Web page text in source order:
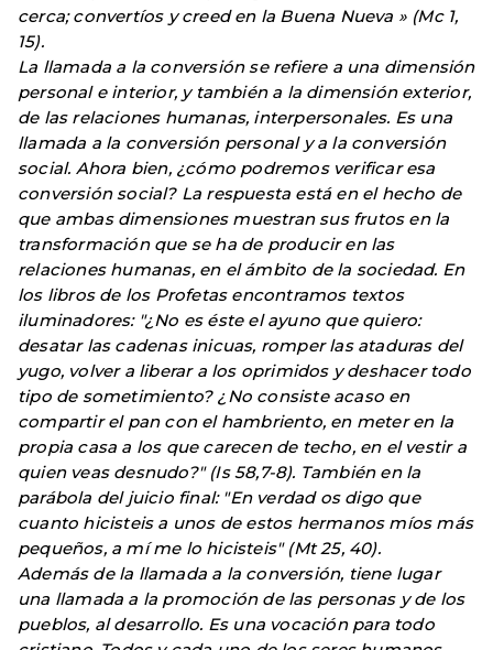
cerca; convertíos y creed en la Buena Nueva » (Mc 1,
15).
La llamada a la conversión se refiere a una dimensión
personal e interior, y también a la dimensión exterior,
de las relaciones humanas, interpersonales. Es una
llamada a la conversión personal y a la conversión
social. Ahora bien, ¿cómo podremos verificar esa
conversión social? La respuesta está en el hecho de
que ambas dimensiones muestran sus frutos en la
transformación que se ha de producir en las
relaciones humanas, en el ámbito de la sociedad. En
los libros de los Profetas encontramos textos
iluminadores: "¿No es éste el ayuno que quiero:
desatar las cadenas inicuas, romper las ataduras del
yugo, volver a liberar a los oprimidos y deshacer todo
tipo de sometimiento? ¿No consiste acaso en
compartir el pan con el hambriento, en meter en la
propia casa a los que carecen de techo, en el vestir a
quien veas desnudo?" (Is 58,7-8). También en la
parábola del juicio final: "En verdad os digo que
cuanto hicisteis a unos de estos hermanos míos más
pequeños, a mí me lo hicisteis" (Mt 25, 40).
Además de la llamada a la conversión, tiene lugar
una llamada a la promoción de las personas y de los
pueblos, al desarrollo. Es una vocación para todo